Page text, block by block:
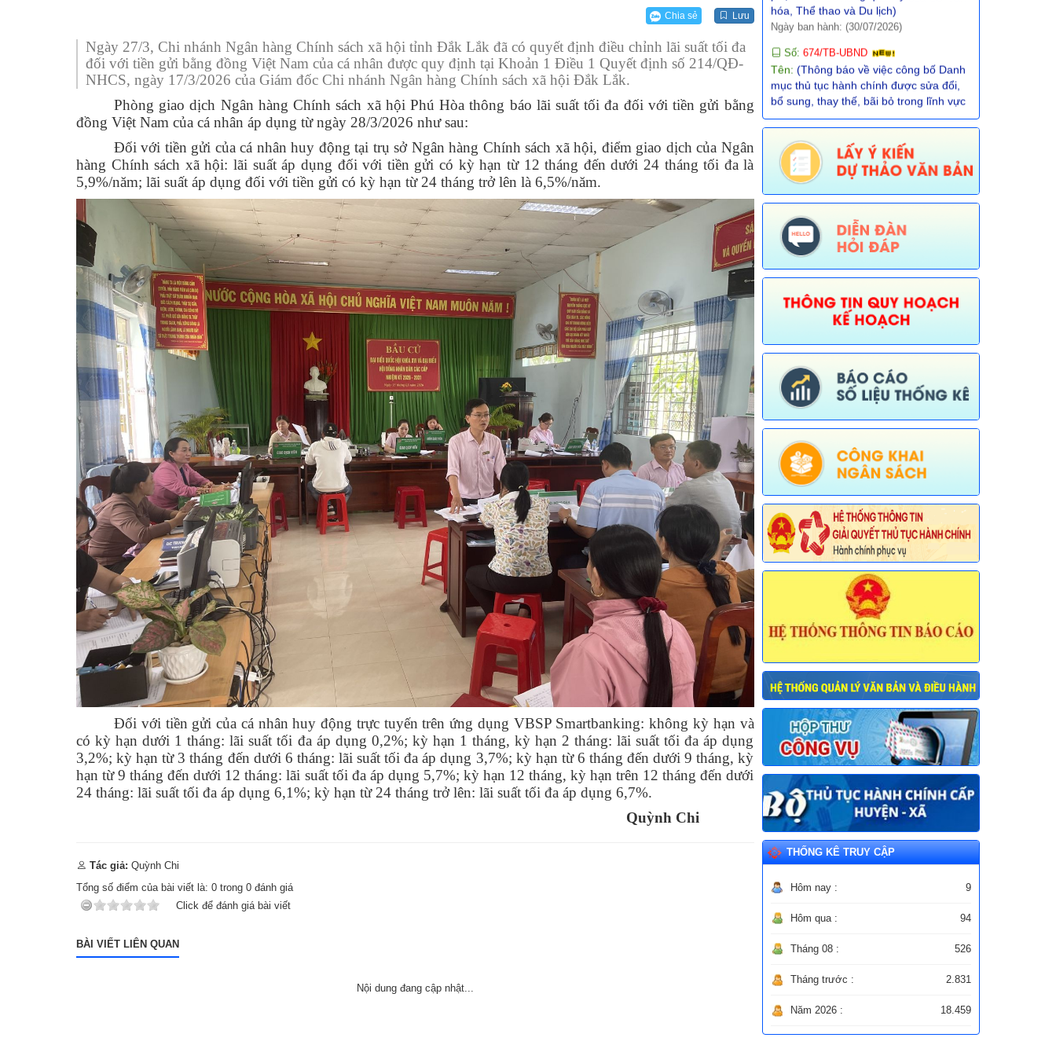
Phòng Văn hóa - Xã hội
Trung tâm phục vụ Hành chính công
Trung tâm cung ứng Dịch vụ sự nghiệp công:
Hội Cựu chiến binh
Đoàn TNCS Hồ Chí Minh
Lãnh đạo UBMTTQ VN
Hoạt động Hội đồng nhân dân
Chuyển đổi số
Công văn
Thông báo
Quyết định
Chương trình
Chỉ thị
Văn bản quy phạm pháp luật
Thông tin dự án
Hỏi đáp
Hỏi đáp công dân
Chia sẻ Lưu
Ngày 27/3, Chi nhánh Ngân hàng Chính sách xã hội tỉnh Đắk Lắk đã có quyết định điều chỉnh lãi suất tối đa
đối với tiền gửi bằng đồng Việt Nam của cá nhân được quy định tại Khoản 1 Điều 1 Quyết định số 214/QĐ-
NHCS, ngày 17/3/2026 của Giám đốc Chi nhánh Ngân hàng Chính sách xã hội Đắk Lắk.
Phòng giao dịch Ngân hàng Chính sách xã hội Phú Hòa thông báo lãi suất tối đa đối với tiền gửi bằng
đồng Việt Nam của cá nhân áp dụng từ ngày 28/3/2026 như sau:
Đối với tiền gửi của cá nhân huy động tại trụ sở Ngân hàng Chính sách xã hội, điểm giao dịch của Ngân
hàng Chính sách xã hội: lãi suất áp dụng đối với tiền gửi có kỳ hạn từ 12 tháng đến dưới 24 tháng tối đa là
5,9%/năm; lãi suất áp dụng đối với tiền gửi có kỳ hạn từ 24 tháng trở lên là 6,5%/năm.
Đối với tiền gửi của cá nhân huy động trực tuyến trên ứng dụng VBSP Smartbanking: không kỳ hạn và
có kỳ hạn dưới 1 tháng: lãi suất tối đa áp dụng 0,2%; kỳ hạn 1 tháng, kỳ hạn 2 tháng: lãi suất tối đa áp dụng
3,2%; kỳ hạn từ 3 tháng đến dưới 6 tháng: lãi suất tối đa áp dụng 3,7%; kỳ hạn từ 6 tháng đến dưới 9 tháng, kỳ
hạn từ 9 tháng đến dưới 12 tháng: lãi suất tối đa áp dụng 5,7%; kỳ hạn 12 tháng, kỳ hạn trên 12 tháng đến dưới
24 tháng: lãi suất tối đa áp dụng 6,1%; kỳ hạn từ 24 tháng trở lên: lãi suất tối đa áp dụng 6,7%.
Quỳnh Chi
Tác giả: Quỳnh Chi
Tổng số điểm của bài viết là: 0 trong 0 đánh giá
Click để đánh giá bài viết
BÀI VIẾT LIÊN QUAN
Nội dung đang cập nhật...
Số: 674/TB-UBND
Tên: (Thông báo về việc công bố Danh
mục thủ tục hành chính được sửa đổi,
bổ sung, thay thế, bãi bỏ trong lĩnh vực
đường thủy nội địa thuộc phạm vi chức
năng quản lý của Sở Xây dựng)
Số:675/TB-UBND
Tên:(Thông báo về việc công bố Danh
mục thủ tục hành chính bị bãi bỏ trong
lĩnh vực nông nghiệp thuộc phạm vi
chức năng quản lý của Sở Nông nghiệp
và Môi trường)
Ngày ban hành: (30/07/2026)
Số:676/TB-UBND
Tên:(Thông báo về việc công bố thủ
tục hành chính nội bộ được sửa đổi, bổ
sung trong lĩnh vực đường thủy nội địa
thuộc phạm vi chức năng quản lý của
Ngày ban hành: (30/07/2026)
Số:677/TB-UBND
Tên:(Thông báo về việc công bố Danh
bổ sung lĩnh vực an toàn bức xạ và hạt
nhân thuộc phạm vi chức năng quản lý
của Sở Khoa học và Công nghệ)
Ngày ban hành: (30/07/2026)
Số:678/TB-UBND
Tên: (Thông báo về việc công bố Danh
mục thủ tục hành chính mới ban hành
và bị bãi bỏ lĩnh vực Viên chức thuộc
phạm vi chức năng quản lý của Sở Nội
Ngày ban hành: (30/07/2026)
THỐNG KÊ TRUY CẬP
Hôm nay : 9
Hôm qua : 94
Tháng 08 : 526
Tháng trước : 2.831
Năm 2026 : 18.459